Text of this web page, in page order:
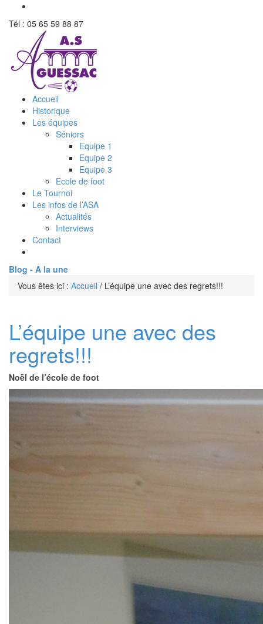
Tél : 05 65 59 88 87
Accueil
Historique
Les équipes
Séniors
Equipe 1
Equipe 2
Equipe 3
Ecole de foot
Le Tournoi
Les infos de l’ASA
Actualités
Interviews
Contact
Blog - A la une
Vous êtes ici : Accueil / L’équipe une avec des regrets!!!
L’équipe une avec des
regrets!!!
Noël de l’école de foot